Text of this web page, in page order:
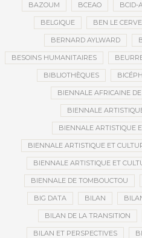
BAZOUM BCEAO BCID-
BELGIQUE BEN LE
BERNARD AYLWARD
BESOINS HUMANITAIRES
BIBLIOTHÈQUES
BIENNALE AFRICAINE
BIENNALE
BIENNALE ARTISTIQUE
BIENNALE ARTISTIQUE ET
BIENNALE ARTISTIQUE ET
BIENNALE DE TOMBOUCTOU
BIG DATA BILAN
BILAN DE LA TRANSITION
BILAN ET PERSPECTIVES